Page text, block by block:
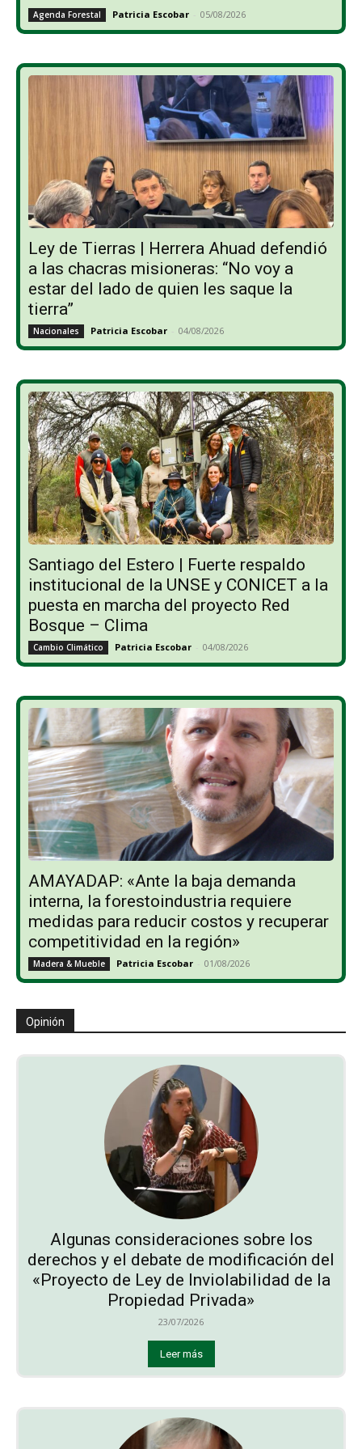
Agenda Forestal Patricia Escobar - 05/08/2026
Ley de Tierras | Herrera Ahuad defendió
a las chacras misioneras: “No voy a
estar del lado de quien les saque la
tierra”
Nacionales Patricia Escobar - 04/08/2026
Santiago del Estero | Fuerte respaldo
institucional de la UNSE y CONICET a la
puesta en marcha del proyecto Red
Bosque – Clima
Cambio Climático Patricia Escobar - 04/08/2026
AMAYADAP: «Ante la baja demanda
interna, la forestoindustria requiere
medidas para reducir costos y recuperar
competitividad en la región»
Madera & Mueble Patricia Escobar - 01/08/2026
Opinión
Algunas consideraciones sobre los
derechos y el debate de modificación del
«Proyecto de Ley de Inviolabilidad de la
Propiedad Privada»
23/07/2026
Leer más